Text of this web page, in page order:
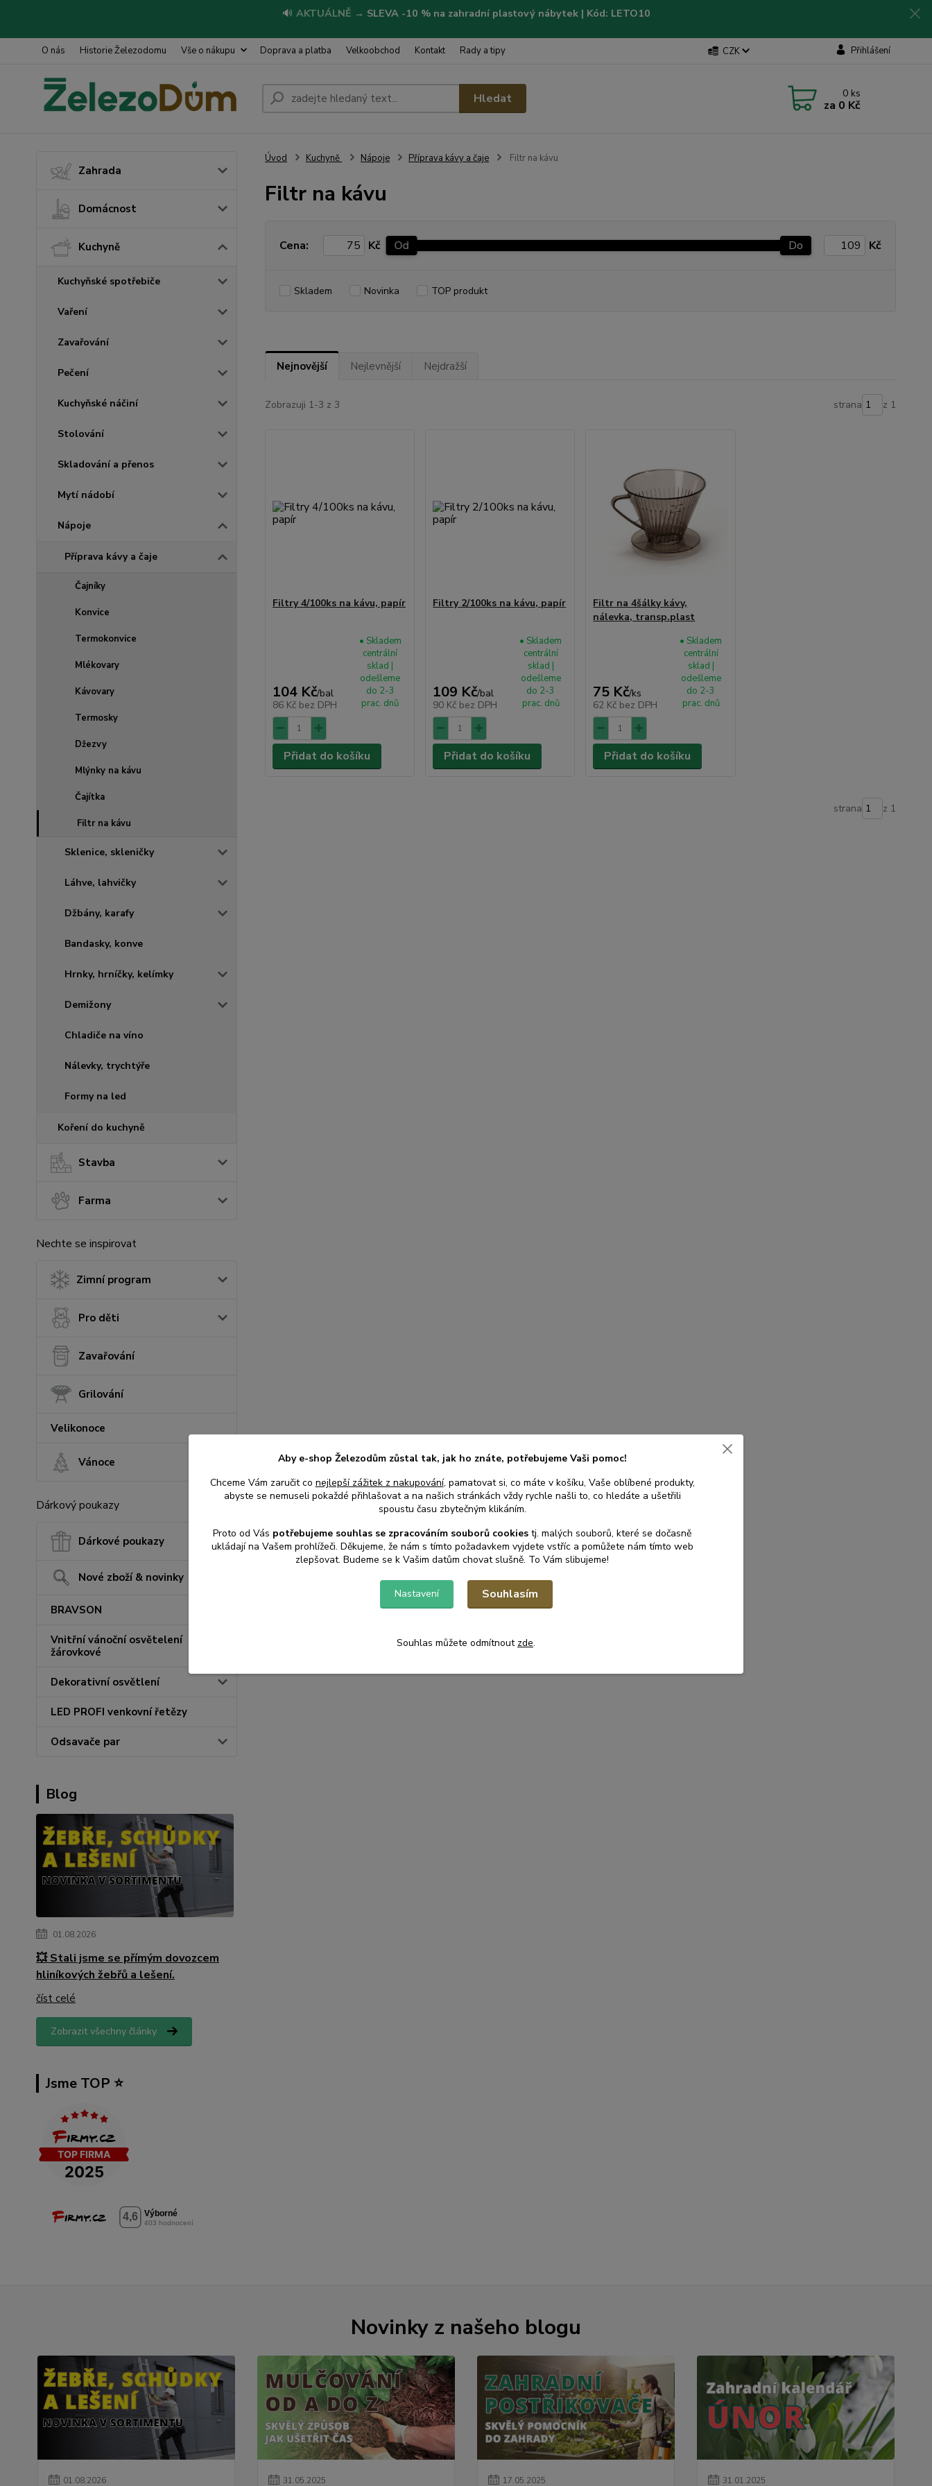
🔊 AKTUÁLNĚ → SLEVA -10 % na zahradní plastový nábytek | Kód: LETO10
O nás Historie Železodomu Vše o nákupu Doprava a platba Velkoobchod Kontakt Rady a tipy CZK Přihlášení
Hledat 0 ks
za 0 Kč
Zahrada
Domácnost
Kuchyně
Kuchyňské spotřebiče
Vaření
Zavařování
Pečení
Kuchyňské náčiní
Stolování
Skladování a přenos
Mytí nádobí
Nápoje
Příprava kávy a čaje
Čajníky
Konvice
Termokonvice
Mlékovary
Kávovary
Termosky
Džezvy
Mlýnky na kávu
Čajítka
Filtr na kávu
Sklenice, skleničky
Láhve, lahvičky
Džbány, karafy
Bandasky, konve
Hrnky, hrníčky, kelímky
Demižony
Chladiče na víno
Nálevky, trychtýře
Formy na led
Koření do kuchyně
Stavba
Farma
Nechte se inspirovat
Zimní program
Pro děti
Zavařování
Grilování
Velikonoce
Vánoce
Dárkový poukazy
Dárkové poukazy
Nové zboží & novinky
BRAVSON
Vnitřní vánoční osvětelení
žárovkové
Dekorativní osvětlení
LED PROFI venkovní řetězy
Odsavače par
Blog
01.08.2026
💥 Stali jsme se přímým dovozcem
hliníkových žebřů a lešení.
číst celé
Zobrazit všechny články
Jsme TOP ⭐️
Úvod Kuchyně Nápoje Příprava kávy a čaje Filtr na kávu
Filtr na kávu
Cena: Kč Od Do Kč
Skladem Novinka TOP produkt
Nejnovější Nejlevnější Nejdražší
Zobrazuji 1-3 z 3 strana z 1
Filtry 4/100ks na kávu, papír
104 Kč/bal
86 Kč bez DPH
• Skladem
centrální
sklad |
odešleme
do 2-3
prac. dnů
Přidat do košíku
Filtry 2/100ks na kávu, papír
109 Kč/bal
90 Kč bez DPH
• Skladem
centrální
sklad |
odešleme
do 2-3
prac. dnů
Přidat do košíku
Filtr na 4šálky kávy,
nálevka, transp.plast
75 Kč/ks
62 Kč bez DPH
• Skladem
centrální
sklad |
odešleme
do 2-3
prac. dnů
Přidat do košíku
strana z 1
Novinky z našeho blogu
01.08.2026 31.05.2025 17.05.2025 31.01.2025
Aby e-shop Železodům zůstal tak, jak ho znáte, potřebujeme Vaši pomoc!
Chceme Vám zaručit co nejlepší zážitek z nakupování, pamatovat si, co máte v košíku, Vaše oblíbené produkty,
abyste se nemuseli pokaždé přihlašovat a na našich stránkách vždy rychle našli to, co hledáte a ušetřili
spoustu času zbytečným klikáním.
Proto od Vás potřebujeme souhlas se zpracováním souborů cookies tj. malých souborů, které se dočasně
ukládají na Vašem prohlížeči. Děkujeme, že nám s tímto požadavkem vyjdete vstříc a pomůžete nám tímto web
zlepšovat. Budeme se k Vašim datům chovat slušně. To Vám slibujeme!
Nastavení Souhlasím
Souhlas můžete odmítnout zde.